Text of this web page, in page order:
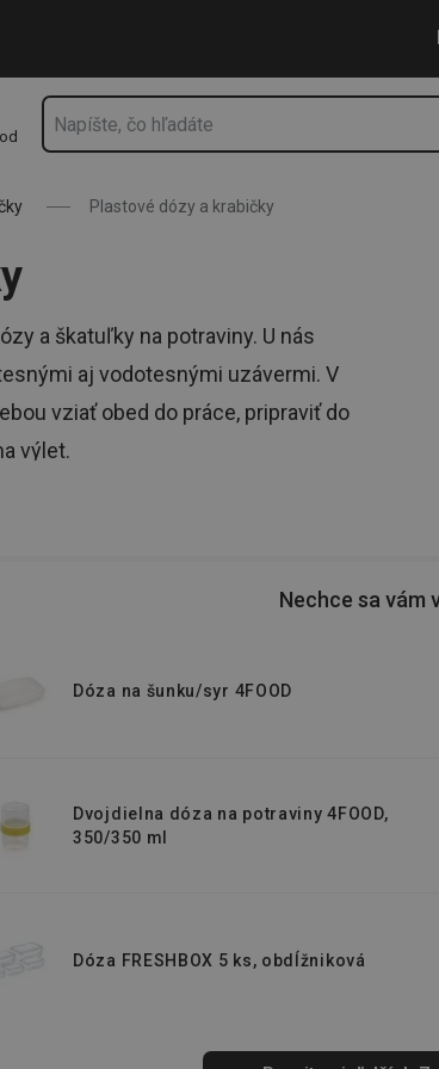
Plastové dózy a krabičky
a škatuľky na potraviny. U nás
aj vodotesnými uzávermi. V
vziať obed do práce, pripraviť do
výlet.
náhradných dielov
Nechce sa vám
Dóza na šunku/syr 4FOOD
Dvojdielna dóza na potraviny 4FOOD,
350/350 ml
Dóza FRESHBOX 5 ks, obdĺžniková